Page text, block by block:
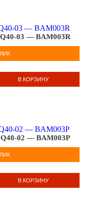
03 — BAM003R
В КОРЗИНУ
02 — BAM003P
В КОРЗИНУ